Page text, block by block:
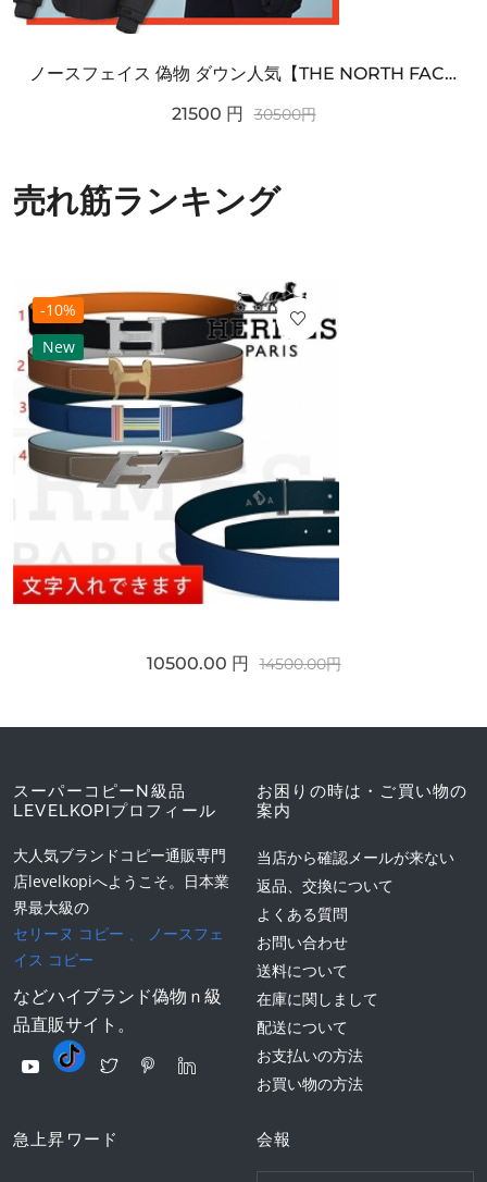
ノースフェイス 偽物 ダウン人気【THE NORTH FACE】M'S 7 SUMMIT HIM...
21500 円 30500円
売れ筋ランキング
-10%
New
10500.00 円 14500.00円
スーパーコピーN級品
LEVELKOPIプロフィール
大人気ブランドコピー通販専門
店levelkopiへようこそ。日本業
界最大級の
セリーヌ コピー 、
ノースフェ
イス コピー
などハイブランド偽物ｎ級
品直販サイト。
お困りの時は・ご買い物の
案内
当店から確認メールが来ない
返品、交換について
よくある質問
お問い合わせ
送料について
在庫に関しまして
配送について
お支払いの方法
お買い物の方法
急上昇ワード 会報